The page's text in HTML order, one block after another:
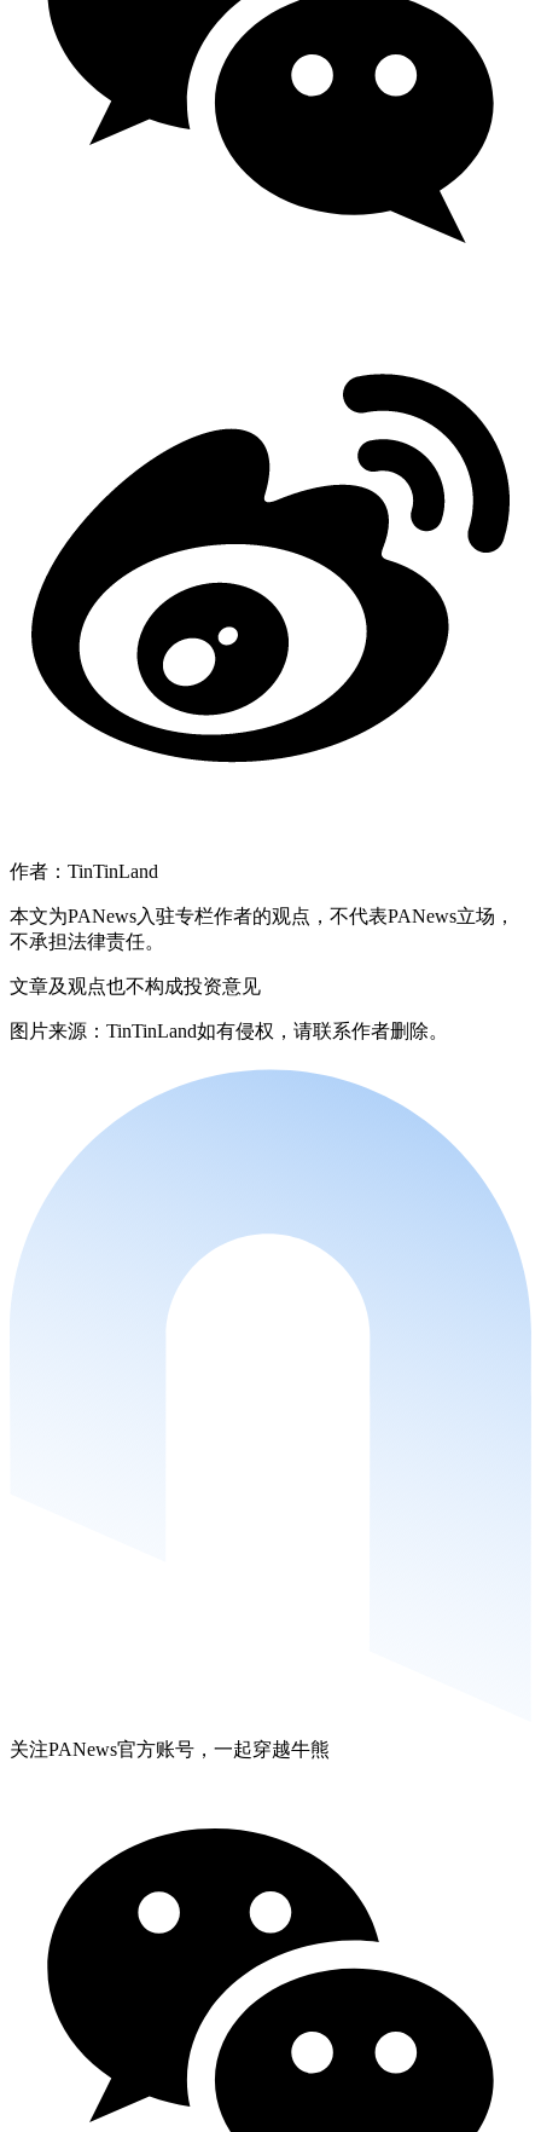
作者：TinTinLand
本文为PANews入驻专栏作者的观点，不代表PANews立场，
不承担法律责任。
文章及观点也不构成投资意见
图片来源：TinTinLand如有侵权，请联系作者删除。
关注PANews官方账号，一起穿越牛熊